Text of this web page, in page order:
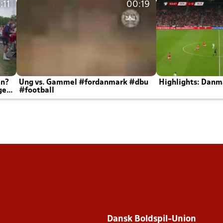
00:19
Ung vs. Gammel #fordanmark #dbu
#football
Highlights:
Dansk Boldspil-Union